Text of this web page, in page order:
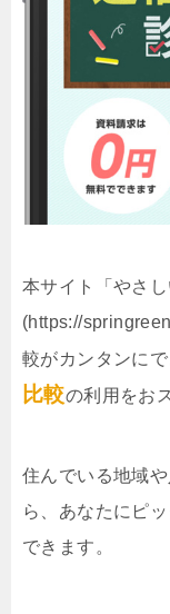
本サイト「やさ
(https://
較がカンタンにで
比較の利用をお
住んでいる地域
ら、あなたにピ
できます。